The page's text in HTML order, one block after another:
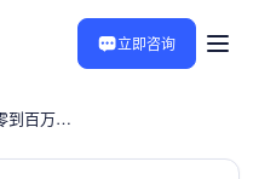
立即咨询
B站运营终极指南：从零到百万粉的实战密码，你真的掌握了吗？